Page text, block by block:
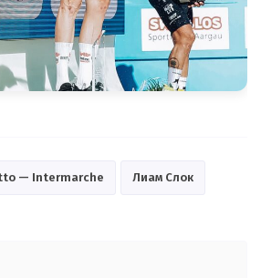
— Intermarche Лиам Слок